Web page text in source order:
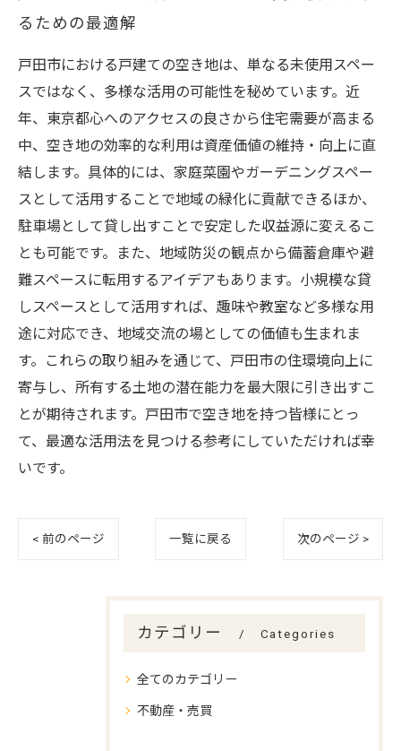
るための最適解
戸田市における戸建ての空き地は、単なる未使用スペー
スではなく、多様な活用の可能性を秘めています。近
年、東京都心へのアクセスの良さから住宅需要が高まる
中、空き地の効率的な利用は資産価値の維持・向上に直
結します。具体的には、家庭菜園やガーデニングスペー
スとして活用することで地域の緑化に貢献できるほか、
駐車場として貸し出すことで安定した収益源に変えるこ
とも可能です。また、地域防災の観点から備蓄倉庫や避
難スペースに転用するアイデアもあります。小規模な貸
しスペースとして活用すれば、趣味や教室など多様な用
途に対応でき、地域交流の場としての価値も生まれま
す。これらの取り組みを通じて、戸田市の住環境向上に
寄与し、所有する土地の潜在能力を最大限に引き出すこ
とが期待されます。戸田市で空き地を持つ皆様にとっ
て、最適な活用法を見つける参考にしていただければ幸
いです。
< 前のページ 一覧に戻る 次のページ >
カテゴリー Categories
全てのカテゴリー
不動産・売買